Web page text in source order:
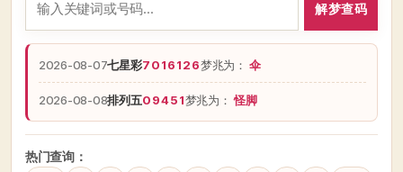
解梦查码
2026-08-07七星彩7016126梦兆为：伞
2026-08-08排列五09451梦兆为：怪脚
热门查询：